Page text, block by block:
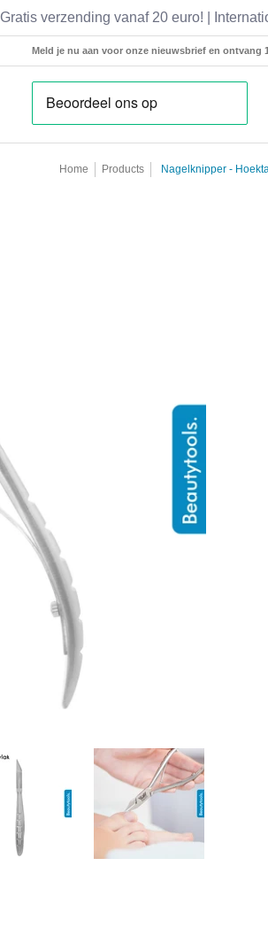
Gratis verzending vanaf 20 euro! |
Medische Instrumenten
Meld je nu aan voor onze nieuwsbrief en ontvang
Home Products Nagelknipper -